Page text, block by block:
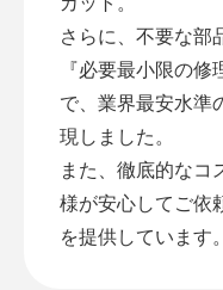
さらに、不要な部
『必要最小限の
で、業界最安水準
現しました。
また、徹底的なコ
様が安心してご依
を提供しています。